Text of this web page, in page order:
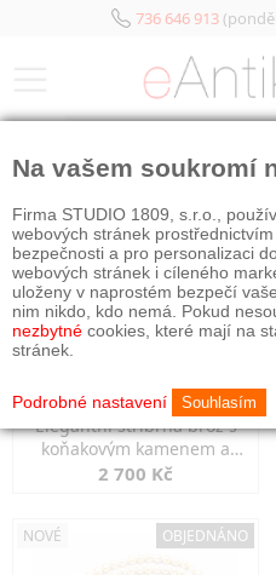
736 646 913
Elegantní stříbrná brož s
koňakovým kamenem a
markazity
2 700 Kč
NOVÉ OBJEDNÁNO
Na vašem soukromí
Firma STUDIO 1809, s.r.o.,
webových stránek
bezpečnosti a pro personalizaci
webových stránek i cíleného
uloženy v naprostém bezpečí
nim nikdo, kdo nemá. Pokud
nezbytné cookies, které mají na
stránek.
Podrobné nastavení Souhlasím